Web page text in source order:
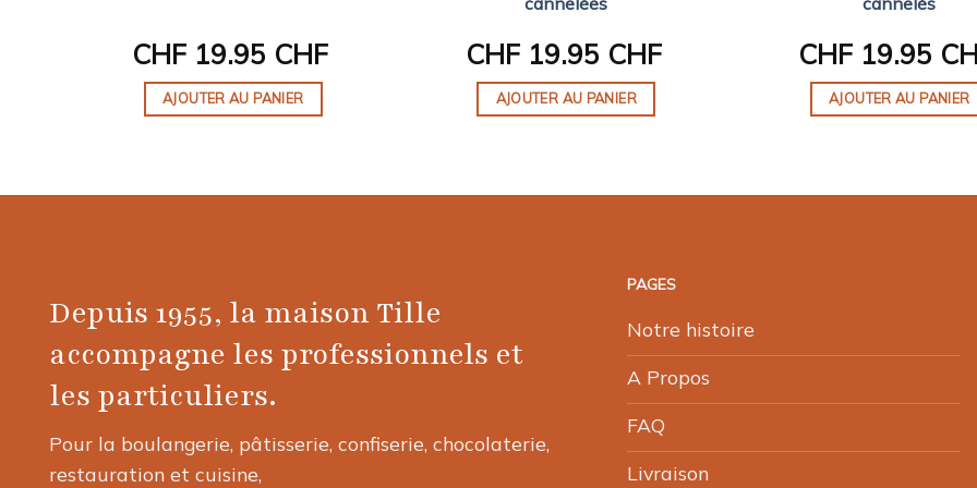
CHF 19.95 CHF
AJOUTER AU PANIER
CHF19.95 CHF
AJOUTER AU PANIER
CHF 19.95
AJOUTER AU PANIER
Depuis 1955, la maison Tille
accompagne les professionnels et
les particuliers.
Pour la boulangerie, pâtisserie, confiserie, chocolaterie,
restauration et cuisine,
PAGES
Notre histoire
A Propos
FAQ
Livraison